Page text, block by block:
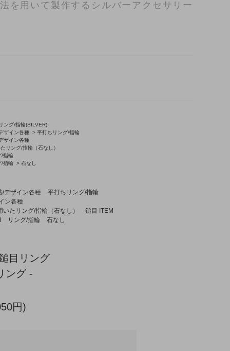
を用いて製作するシルバーアクセサリー
ング/指輪(SILVER)
ザイン各種 > 平打ちリング/指輪
ザイン各種
リング/指輪（石なし）
/指輪
/指輪 > 石なし
/デザイン各種
平打ちリング/指輪
ン各種
たリング/指輪（石なし）
鎚目 ITEM
リング/指輪 石なし
目リング
ング -
円)